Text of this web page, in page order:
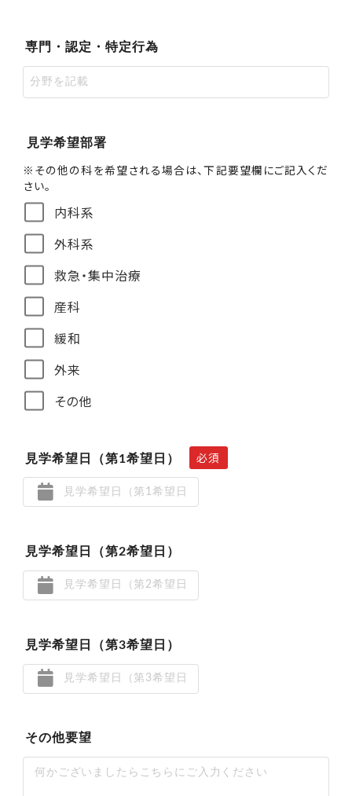
専門・認定・特定行為
見学希望部署
※その他の科を希望される場合は、下記要望欄にご記入くだ
さい。
内科系
外科系
救急・集中治療
産科
緩和
外来
その他
見学希望日（第1希望日） 必須
見学希望日（第2希望日）
見学希望日（第3希望日）
その他要望